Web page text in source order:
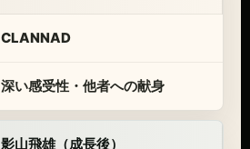
CLANNAD
深い感受性・他者への献身
影山飛雄（成長後）